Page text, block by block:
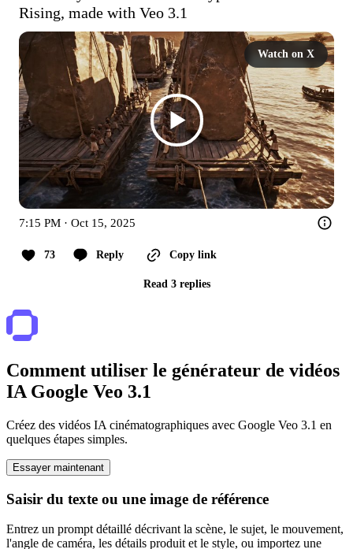
Rising, made with Veo 3.1
Watch on X
7:15 PM · Oct 15, 2025
73 Reply Copy link
Read 3 replies
Comment utiliser le générateur de vidéos
IA Google Veo 3.1
Créez des vidéos IA cinématographiques avec Google Veo 3.1 en
quelques étapes simples.
Essayer maintenant
Saisir du texte ou une image de référence
Entrez un prompt détaillé décrivant la scène, le sujet, le mouvement,
l'angle de caméra, les détails produit et le style, ou importez une